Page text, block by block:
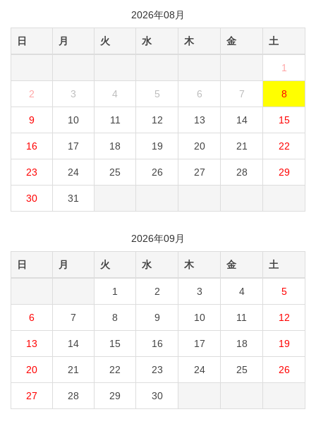
2026年08月
日 月 火 水 木 金 土
1
2 3 4 5 6 7 8
9 10 11 12 13 14 15
16 17 18 19 20 21 22
23 24 25 26 27 28 29
30 31
2026年09月
日 月 火 水 木 金 土
1 2 3 4 5
6 7 8 9 10 11 12
13 14 15 16 17 18 19
20 21 22 23 24 25 26
27 28 29 30